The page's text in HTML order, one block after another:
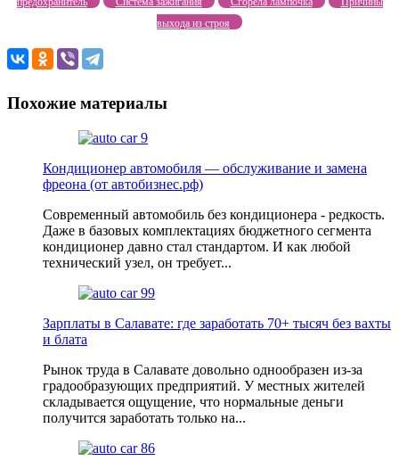
выхода из строя
Похожие материалы
Кондиционер автомобиля — обслуживание и замена
фреона (от автобизнес.рф)
Современный автомобиль без кондиционера - редкость.
Даже в базовых комплектациях бюджетного сегмента
кондиционер давно стал стандартом. И как любой
технический узел, он требует...
Зарплаты в Салавате: где заработать 70+ тысяч без вахты
и блата
Рынок труда в Салавате довольно однообразен из-за
градообразующих предприятий. У местных жителей
складывается ощущение, что нормальные деньги
получится заработать только на...